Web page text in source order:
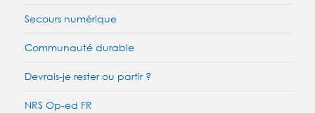
Secours numérique
Communauté durable
Devrais-je rester ou partir ?
NRS Op-ed FR